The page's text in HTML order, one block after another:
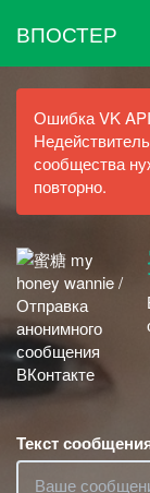
ВПОСТЕР
Ошибка VK
сообщества
повторно.
Текст